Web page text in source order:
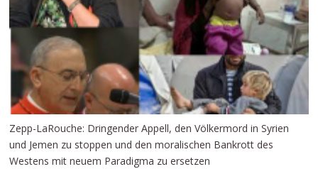
Zepp-LaRouche: Dringender Appell, den Völkermord in Syrien
und Jemen zu stoppen und den moralischen Bankrott des
Westens mit neuem Paradigma zu ersetzen